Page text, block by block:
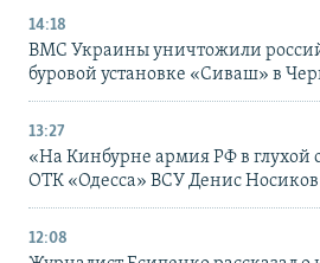
14:18
ВМС Украины уничтожили
буровой установке «Сиваш» в
13:27
«На Кинбурне армия РФ в глухой
ОТК «Одесса» ВСУ Денис Носиков
12:08